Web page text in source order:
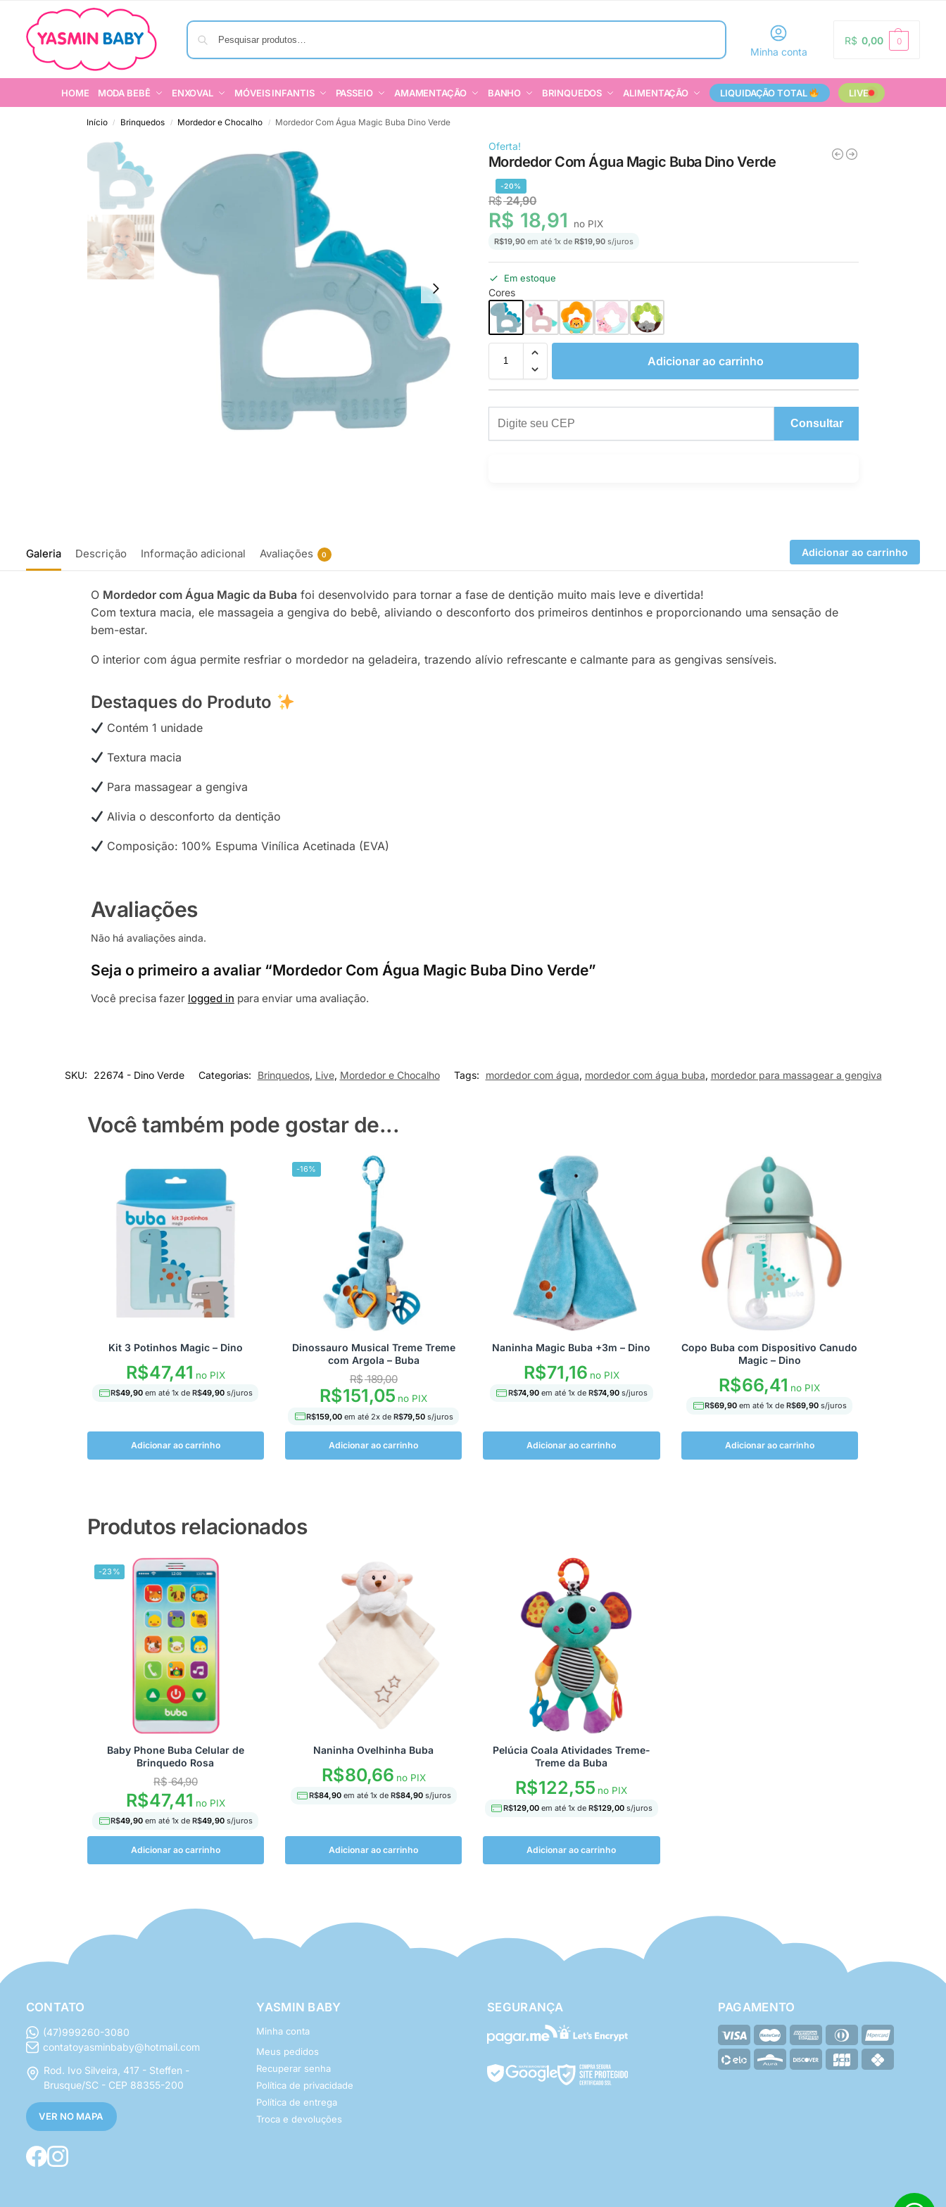
Pesquisar
Minha conta
R$ 0,00 0
HOME MODA BEBÊ ENXOVAL MÓVEIS INFANTIS PASSEIO AMAMENTAÇÃO BANHO BRINQUEDOS ALIMENTAÇÃO LIQUIDAÇÃO TOTAL LIVE
Início / Brinquedos / Mordedor e Chocalho / Mordedor Com Água Magic Buba Dino Verde
Oferta!
Mordedor Com Água Magic Buba Dino Verde
-20%
R$24,90
R$ 18,91 no PIX
R$19,90em até 1x de R$19,90s/juros
Em estoque
Cores
Adicionar ao carrinho
Consultar
Galeria Descrição Informação adicional Avaliações 0 Adicionar ao carrinho
O Mordedor com Água Magic da Buba foi desenvolvido para tornar a fase de dentição muito mais leve e divertida!
Com textura macia, ele massageia a gengiva do bebê, aliviando o desconforto dos primeiros dentinhos e proporcionando uma sensação de
bem-estar.
O interior com água permite resfriar o mordedor na geladeira, trazendo alívio refrescante e calmante para as gengivas sensíveis.
Destaques do Produto
Contém 1 unidade
Textura macia
Para massagear a gengiva
Alivia o desconforto da dentição
Composição: 100% Espuma Vinílica Acetinada (EVA)
Avaliações
Não há avaliações ainda.
Seja o primeiro a avaliar “Mordedor Com Água Magic Buba Dino Verde”
Você precisa fazer logged in para enviar uma avaliação.
SKU: 22674 - Dino Verde Categorias: Brinquedos, Live, Mordedor e Chocalho Tags: mordedor com água, mordedor com água buba, mordedor para massagear a gengiva
Você também pode gostar de...
Kit 3 Potinhos Magic – Dino
R$47,41 no PIX
R$49,90 em até1x deR$49,90 s/juros
Adicionar ao carrinho
-16%
Dinossauro Musical Treme Treme
com Argola – Buba
R$189,00
R$151,05 no PIX
R$159,00 em até2x deR$79,50 s/juros
Adicionar ao carrinho
Naninha Magic Buba +3m – Dino
R$71,16no PIX
R$74,90 em até 1x de R$74,90s/juros
Adicionar ao carrinho
Copo Buba com Dispositivo Canudo
Magic – Dino
R$66,41 no PIX
R$69,90 em até1x deR$69,90 s/juros
Adicionar ao carrinho
Produtos relacionados
-23%
Baby Phone Buba Celular de
Brinquedo Rosa
R$64,90
R$47,41 no PIX
R$49,90 em até1x deR$49,90 s/juros
Adicionar ao carrinho
Naninha Ovelhinha Buba
R$80,66no PIX
R$84,90 em até 1x de R$84,90s/juros
Adicionar ao carrinho
Pelúcia Coala Atividades Treme-
Treme da Buba
R$122,55 no PIX
R$129,00 em até 1x de R$129,00s/juros
Adicionar ao carrinho
CONTATO
(47)999260-3080
contatoyasminbaby@hotmail.com
Rod. Ivo Silveira, 417 - Steffen -
Brusque/SC - CEP 88355-200
VER NO MAPA
YASMIN BABY
Minha conta
Meus pedidos
Recuperar senha
Política de privacidade
Política de entrega
Troca e devoluções
SEGURANÇA PAGAMENTO